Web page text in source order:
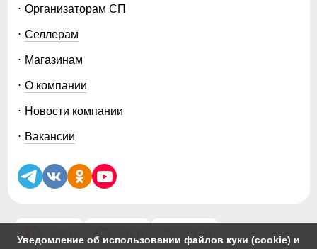
Уведомление об использовании файлов куки (cookie) и
Организаторам СП
Селлерам
Магазинам
О компании
Новости компании
Вакансии
5.0 5.0 5.0